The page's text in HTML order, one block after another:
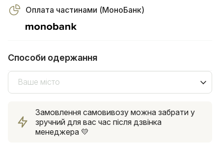
Оплата частинами (МоноБанк)
Способи одержання
Ваше місто
Замовлення самовивозу можна забрати у
зручний для вас час після дзвінка
менеджера 💛